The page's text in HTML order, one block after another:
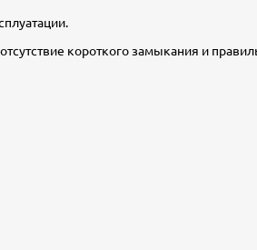
короткого замыкания и